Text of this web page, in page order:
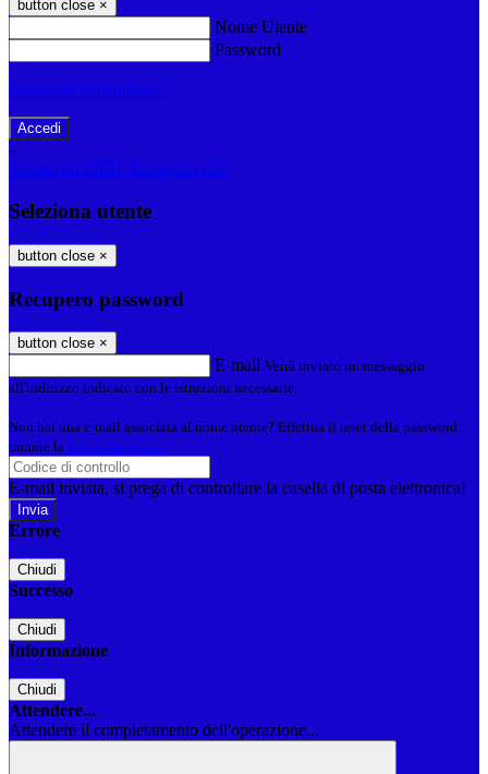
button close ×
Nome Utente
Password
Password dimenticata?
-
Entra con SPID
Entra con CIE
Seleziona utente
button close ×
Recupero password
button close ×
E-mail Verrà inviato un messaggio
all'indirizzo indicato con le istruzioni necessarie.
Non hai una e-mail associata al nome utente? Effettua il reset della password
tramite la Login Spaggiari
E-mail inviata, si prega di controllare la casella di posta elettronica!
Errore
Chiudi
Successo
Chiudi
Informazione
Chiudi
Attendere...
Attendere il completamento dell'operazione...